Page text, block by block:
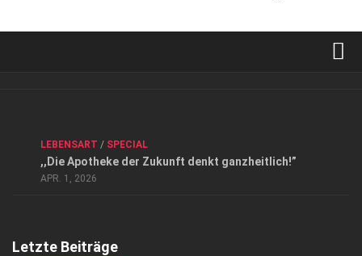
Datenschutzerklärung
Top Magazin Dresden / Ostsachsen
LEBENSART / SPECIAL
,,Die Apotheke der Zukunft denkt ganzheitlich!”
APR. 1, 2026
Letzte Beiträge